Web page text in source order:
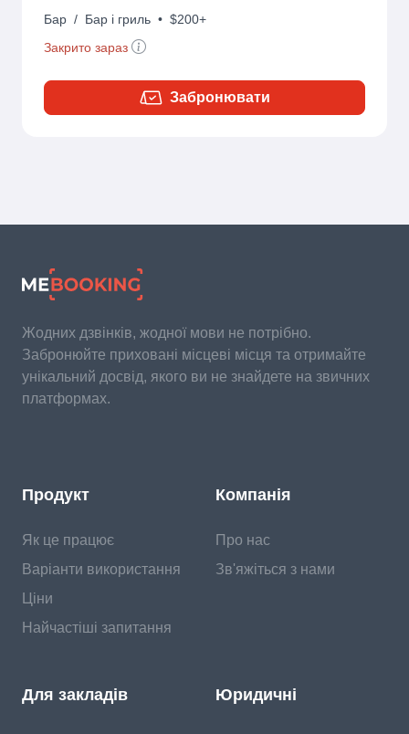
Бар / Бар і гриль • $200+
Закрито зараз
Забронювати
Жодних дзвінків, жодної мови не потрібно.
Забронюйте приховані місцеві місця та отримайте
унікальний досвід, якого ви не знайдете на звичних
платформах.
Продукт
Як це працює
Варіанти використання
Ціни
Найчастіші запитання
Компанія
Про нас
Зв'яжіться з нами
Для закладів Юридичні